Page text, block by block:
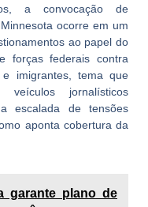
a convocação de
ocorre em um
ao papel do
forças federais contra
e imigrantes, tema que
jornalísticos
escalada de tensões
aponta cobertura da
garante plano de